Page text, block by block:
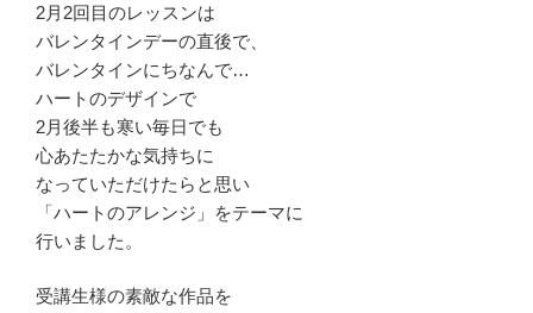
2月2回目のレッスンは
バレンタインデーの直後で、
バレンタインにちなんで…
ハートのデザインで
2月後半も寒い毎日でも
心あたたかな気持ちに
なっていただけたらと思い
「ハートのアレンジ」をテーマに
行いました。
受講生様の素敵な作品を